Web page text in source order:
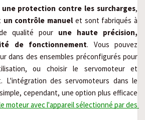
une protection contre les surcharges,
un contrôle manuel et sont fabriqués à
qualité pour une haute précision,
de fonctionnement. Vous pouvez
dans des ensembles préconfigurés pour
ou choisir le servomoteur et
L'intégration des servomoteurs dans le
cependant, une option plus efficace
moteur avec l'appareil sélectionné par des